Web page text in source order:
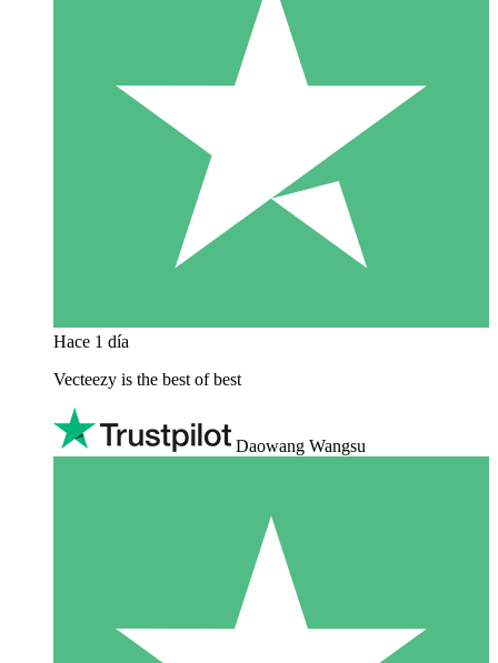
Hace 1 día
Vecteezy is the best of best
Daowang Wangsu